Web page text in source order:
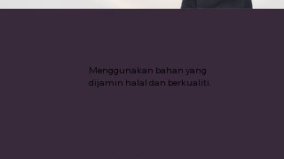
Menggunakan bahan yang
dijamin halal dan berkualiti.